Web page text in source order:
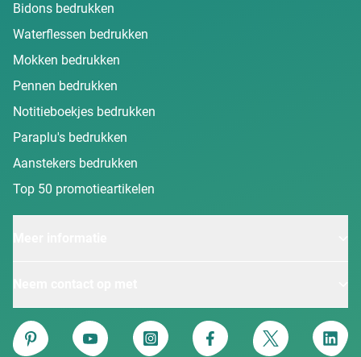
Bidons bedrukken
Waterflessen bedrukken
Mokken bedrukken
Pennen bedrukken
Notitieboekjes bedrukken
Paraplu's bedrukken
Aanstekers bedrukken
Top 50 promotieartikelen
Van Heijster
Pinterest
YouTube Instagram Facebook Twitter